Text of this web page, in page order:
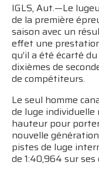
IGLS, Aut.—Le
de la première
saison avec un
effet une
qu’il a été écarté
dixièmes de
de compétiteurs.
Le seul homme
de luge individuelle
hauteur pour
nouvelle
pistes de luge
de 1:40,964 sur